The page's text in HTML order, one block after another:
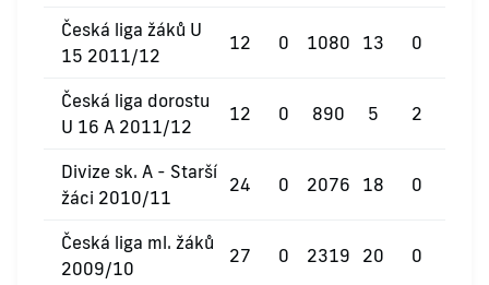
Česká liga žáků U
15 2011/12
12 0 1080 13 0
Česká liga dorostu
U 16 A 2011/12
12 0 890 5 2
Divize sk. A - Starší
žáci 2010/11
24 0 2076 18 0
Česká liga ml. žáků
2009/10
27 0 2319 20 0